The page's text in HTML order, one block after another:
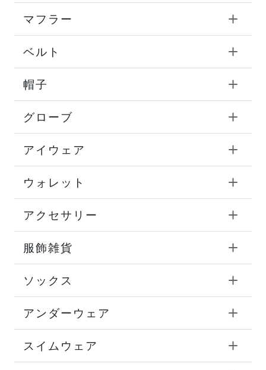
マフラー
ベルト
帽子
グローブ
アイウェア
ウォレット
アクセサリー
服飾雑貨
ソックス
アンダーウェア
スイムウェア